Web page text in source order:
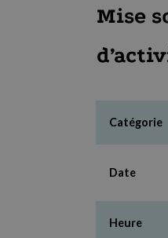
Mise
Catégorie
Date
Heure